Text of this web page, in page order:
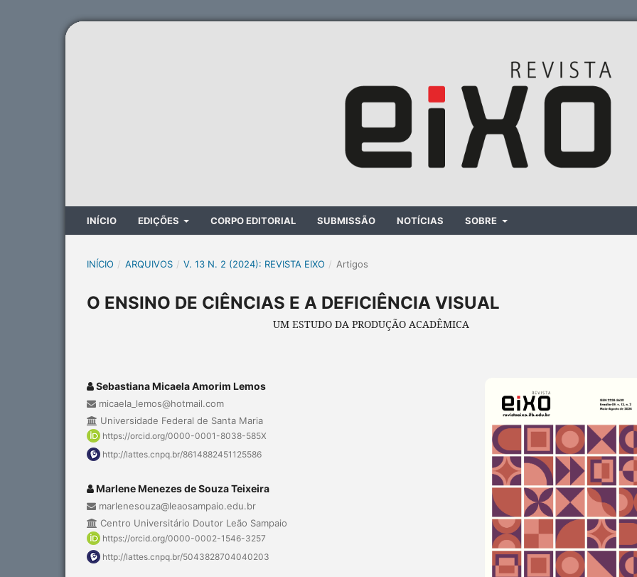
INÍCIO EDIÇÕES CORPO EDITORIAL SUBMISSÃO NOTÍCIAS SOBRE
INÍCIO / ARQUIVOS / V. 13 N. 2 (2024): REVISTA EIXO / Artigos
O ENSINO DE CIÊNCIAS E A DEFICIÊNCIA VISUAL
UM ESTUDO DA PRODUÇÃO ACADÊMICA
Sebastiana Micaela Amorim Lemos
micaela_lemos@hotmail.com
Universidade Federal de Santa Maria
https://orcid.org/0000-0001-8038-585X
http://lattes.cnpq.br/8614882451125586
Marlene Menezes de Souza Teixeira
marlenesouza@leaosampaio.edu.br
Centro Universitário Doutor Leão Sampaio
https://orcid.org/0000-0002-1546-3257
http://lattes.cnpq.br/5043828704040203